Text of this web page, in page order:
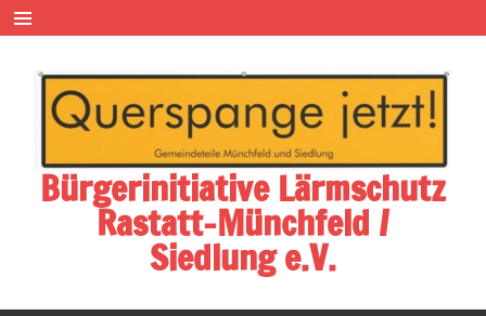
Zum
Inhalt
springen
Bürgerinitiative Lärmschutz
Rastatt-Münchfeld /
Siedlung e.V.